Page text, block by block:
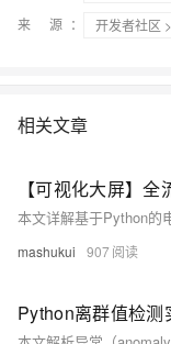
来 源：
开发者社区 >
相关文章
mashukui 907